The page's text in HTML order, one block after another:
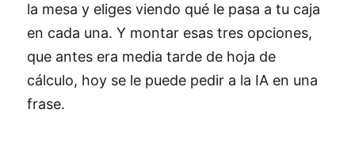
la mesa y eliges viendo qué le pasa a tu caja
en cada una. Y montar esas tres opciones,
que antes era media tarde de hoja de
cálculo, hoy se le puede pedir a la IA en una
frase.